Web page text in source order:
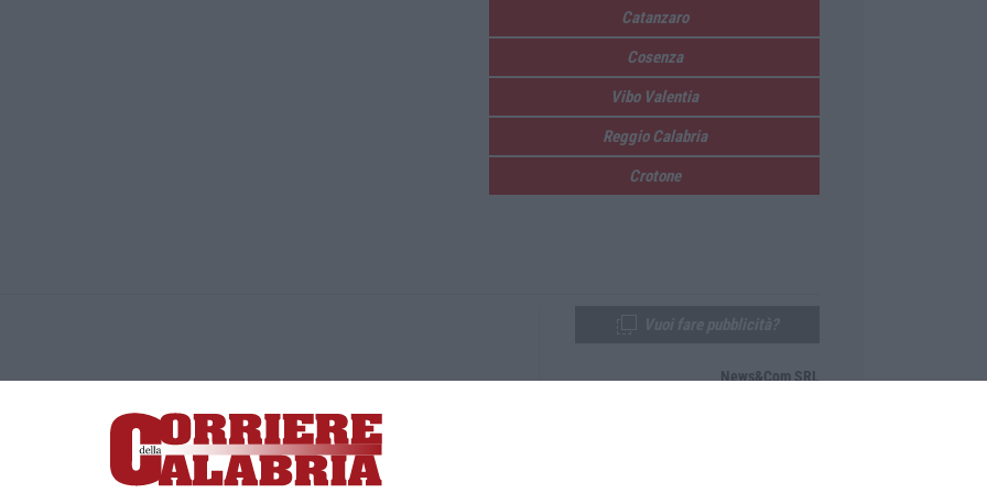
Catanzaro
Cosenza
Vibo Valentia
Reggio Calabria
Crotone
Lamezia Terme (CZ)
responsabile Paola Militano |Privacy
News&Com SRL